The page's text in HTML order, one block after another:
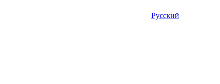
Русский